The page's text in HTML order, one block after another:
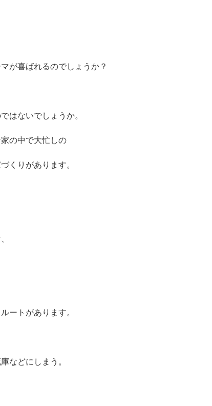
が喜ばれるのでしょうか？
はないでしょうか。
の中で大忙しの
くりがあります。
ートがあります。
などにしまう。